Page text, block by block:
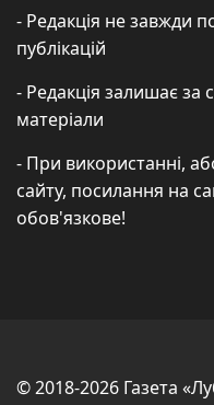
- Редакція не завжди
публікацій
- Редакція залишає
матеріали
- При використанні,
сайту, посилання на
обов'язкове!
© 2018-2026 Газета